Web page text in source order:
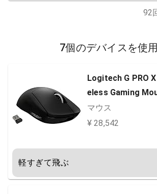
92
7個のデバイスを使
Logitech G PRO
eless Gaming
マウス
¥ 28,542
軽すぎて飛ぶ